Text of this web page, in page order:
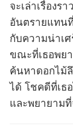
จะเล่าเรื่องร
อันตรายแทน
กับความน่าเ
ขณะที่เธอพย
ค้นหาดอกไม้
ได้ โชคดีที่เธ
และพยายามที่